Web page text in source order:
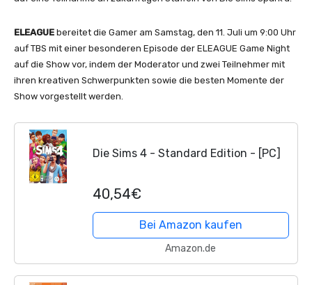
ELEAGUE bereitet die Gamer am Samstag, den 11. Juli um 9:00 Uhr
auf TBS mit einer besonderen Episode der ELEAGUE Game Night
auf die Show vor, indem der Moderator und zwei Teilnehmer mit
ihren kreativen Schwerpunkten sowie die besten Momente der
Show vorgestellt werden.
Die Sims 4 - Standard Edition - [PC]
40,54€
Bei Amazon kaufen
Amazon.de